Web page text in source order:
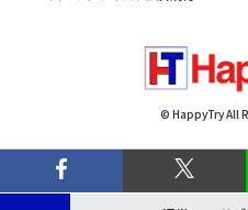
© HappyTry All